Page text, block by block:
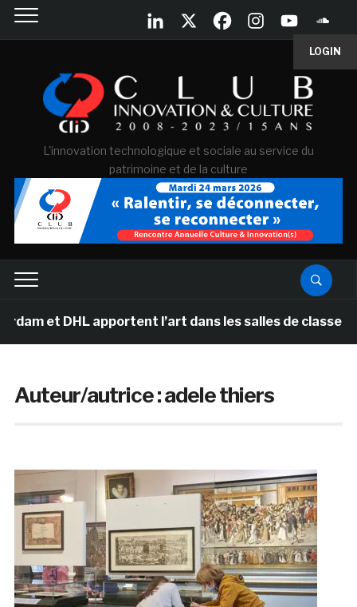
LOGIN
L'innovation technologique et sociale au service du
patrimoine et de la culture
apportent l’art dans les salles de classe des écoles
Auteur/autrice :adele thiers